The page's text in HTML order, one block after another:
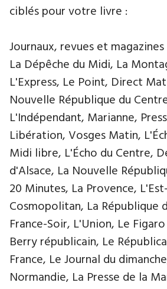
ciblés pour votre livre :
Journaux, revues et magazines
La Dépêche du Midi, La
L'Express, Le Point, Direct
Nouvelle République du
L'Indépendant, Marianne,
Libération, Vosges Matin,
Midi libre, L'Écho du Centre,
d'Alsace, La Nouvelle
20 Minutes, La Provence,
Cosmopolitan, La République
France-Soir, L'Union, Le
Berry républicain, Le
France, Le Journal du
Normandie, La Presse de la